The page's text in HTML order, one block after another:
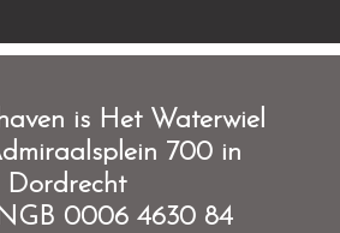
is Het Waterwiel
700 in
Dordrecht
0006 4630 84